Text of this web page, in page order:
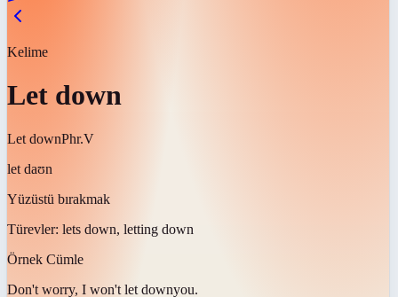
Kelime
Let down
Let downPhr.V
let daʊn
Yüzüstü bırakmak
Türevler: lets down, letting down
Örnek Cümle
Don't worry, I won't let downyou.